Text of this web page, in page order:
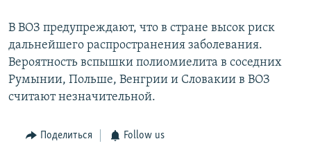
В ВОЗ предупреждают, что в стране высок риск
дальнейшего распространения заболевания.
Вероятность вспышки полиомиелита в соседних
Румынии, Польше, Венгрии и Словакии в ВОЗ
считают незначительной.
Поделиться Follow us